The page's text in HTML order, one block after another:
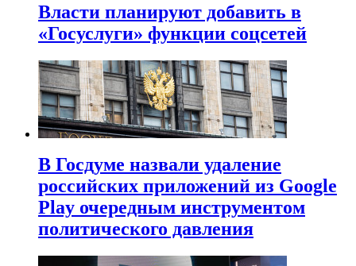
Власти планируют добавить в
«Госуслуги» функции соцсетей
В Госдуме назвали удаление
российских приложений из Google
Play очередным инструментом
политического давления